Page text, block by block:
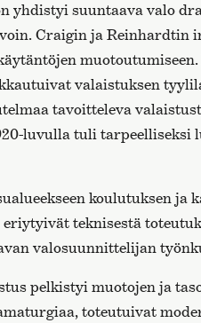
yhdistyi suuntaava valo
Craigin ja Reinhardtin
valaistuksen
tavoitteleva
luvulla tuli tarpeelliseksi
koulutuksen ja
teknisestä
valosuunnittelijan
pelkistyi muotojen ja
toteutuivat